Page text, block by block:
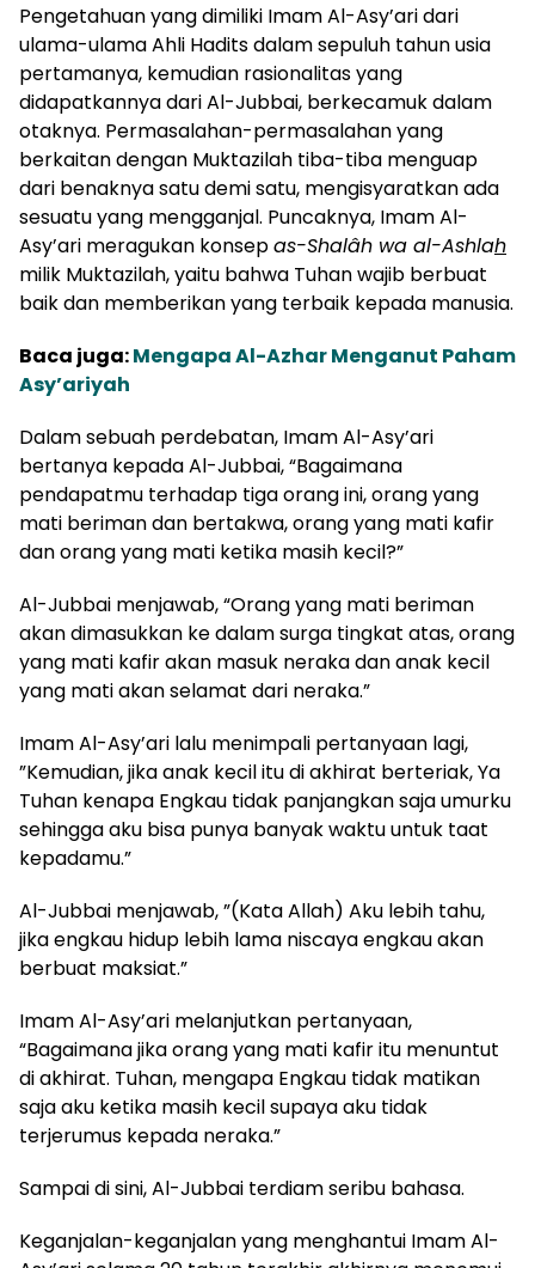
Pengetahuan yang dimiliki Imam Al-Asy’ari dari
ulama-ulama Ahli Hadits dalam sepuluh tahun usia
pertamanya, kemudian rasionalitas yang
didapatkannya dari Al-Jubbai, berkecamuk dalam
otaknya. Permasalahan-permasalahan yang
berkaitan dengan Muktazilah tiba-tiba menguap
dari benaknya satu demi satu, mengisyaratkan ada
sesuatu yang mengganjal. Puncaknya, Imam Al-
Asy’ari meragukan konsepas-Shalâh wa al-Ashlah
milik Muktazilah, yaitu bahwa Tuhan wajib berbuat
baik dan memberikan yang terbaik kepada manusia.
Baca juga:Mengapa Al-Azhar Menganut Paham
Asy’ariyah
Dalam sebuah perdebatan, Imam Al-Asy’ari
bertanya kepada Al-Jubbai, “Bagaimana
pendapatmu terhadap tiga orang ini, orang yang
mati beriman dan bertakwa, orang yang mati kafir
dan orang yang mati ketika masih kecil?”
Al-Jubbai menjawab, “Orang yang mati beriman
akan dimasukkan ke dalam surga tingkat atas, orang
yang mati kafir akan masuk neraka dan anak kecil
yang mati akan selamat dari neraka.”
Imam Al-Asy’ari lalu menimpali pertanyaan lagi,
”Kemudian, jika anak kecil itu di akhirat berteriak, Ya
Tuhan kenapa Engkau tidak panjangkan saja umurku
sehingga aku bisa punya banyak waktu untuk taat
kepadamu.”
Al-Jubbai menjawab, ”(Kata Allah) Aku lebih tahu,
jika engkau hidup lebih lama niscaya engkau akan
berbuat maksiat.”
Imam Al-Asy’ari melanjutkan pertanyaan,
“Bagaimana jika orang yang mati kafir itu menuntut
di akhirat. Tuhan, mengapa Engkau tidak matikan
saja aku ketika masih kecil supaya aku tidak
terjerumus kepada neraka.”
Sampai di sini, Al-Jubbai terdiam seribu bahasa.
Keganjalan-keganjalan yang menghantui Imam Al-